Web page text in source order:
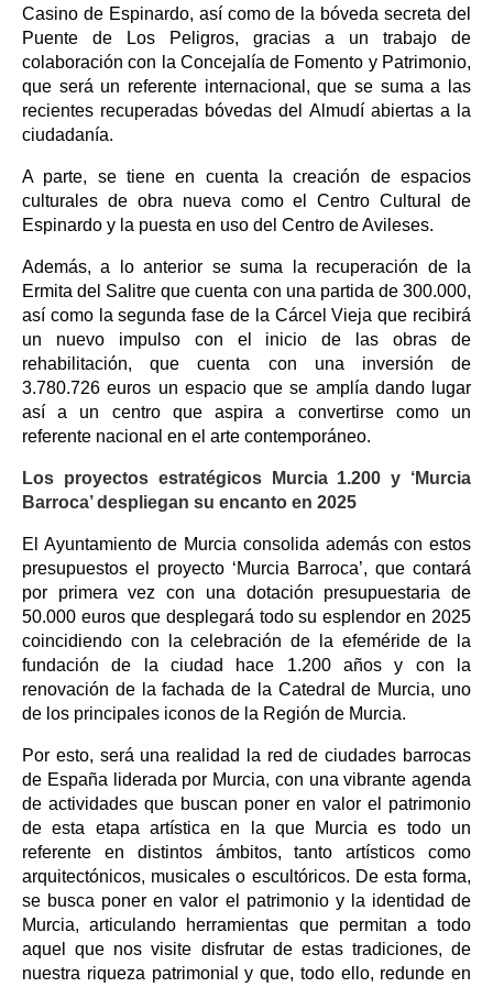
Casino de Espinardo, así como de la bóveda secreta del
Puente de Los Peligros, gracias a un trabajo de
colaboración con la Concejalía de Fomento y Patrimonio,
que será un referente internacional, que se suma a las
recientes recuperadas bóvedas del Almudí abiertas a la
ciudadanía.
A parte, se tiene en cuenta la creación de espacios
culturales de obra nueva como el Centro Cultural de
Espinardo y la puesta en uso del Centro de Avileses.
Además, a lo anterior se suma la recuperación de la
Ermita del Salitre que cuenta con una partida de 300.000,
así como la segunda fase de la Cárcel Vieja que recibirá
un nuevo impulso con el inicio de las obras de
rehabilitación, que cuenta con una inversión de
3.780.726 euros un espacio que se amplía dando lugar
así a un centro que aspira a convertirse como un
referente nacional en el arte contemporáneo.
Los proyectos estratégicos Murcia 1.200 y ‘Murcia
Barroca’ despliegan su encanto en 2025
El Ayuntamiento de Murcia consolida además con estos
presupuestos el proyecto ‘Murcia Barroca’, que contará
por primera vez con una dotación presupuestaria de
50.000 euros que desplegará todo su esplendor en 2025
coincidiendo con la celebración de la efeméride de la
fundación de la ciudad hace 1.200 años y con la
renovación de la fachada de la Catedral de Murcia, uno
de los principales iconos de la Región de Murcia.
Por esto, será una realidad la red de ciudades barrocas
de España liderada por Murcia, con una vibrante agenda
de actividades que buscan poner en valor el patrimonio
de esta etapa artística en la que Murcia es todo un
referente en distintos ámbitos, tanto artísticos como
arquitectónicos, musicales o escultóricos. De esta forma,
se busca poner en valor el patrimonio y la identidad de
Murcia, articulando herramientas que permitan a todo
aquel que nos visite disfrutar de estas tradiciones, de
nuestra riqueza patrimonial y que, todo ello, redunde en